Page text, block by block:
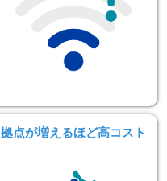
拠点が増えるほど高コスト